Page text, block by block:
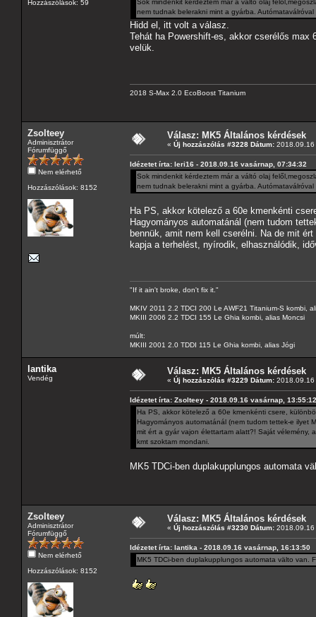
Hozzászólások: 59
Sok mindenkit kérdeztem már a váltó olaj
nem tudnak belerakni mint a gyárba.
Hidd el, itt volt a válasz.
Tehát ha Powershift-es, akkor cserélős
velük.
2018 S-Max 2.0 EcoBoost Titanium
Zsolteey
Adminisztrátor
Fórumfüggő
Nem elérhető
Hozzászólások: 8152
Válasz: MK5 Általános kérdések
« Új hozzászólás #3228 Dátum:
Idézetet írta: leri16 - 2018.09.16 vasárnap, 07:34:32
Sok mindenkit kérdeztem már a váltó olaj
nem tudnak belerakni mint a gyárba.
Ha PS, akkor kötelező a 60e kmenkénti
Hagyományos automatánál (nem tudom
bennük, amit nem kell cserélni. Na de mit
kapja a terhelést, nyírodik, elhasználódik,
"If it ain't broke, don't fix it."
MKIV 2011 2.2 TDCI 200 Le AWF21 Titanium-S kombi,
MKIII 2006 2.2 TDCI 155 Le Ghia kombi, alias Moncsi
múlt:
MKIII 2001 2.0 TDDI 115 Le Ghia kombi, alias Jógi
lantika
Vendég
Válasz: MK5 Általános kérdések
« Új hozzászólás #3229 Dátum:
Idézetet írta: Zsolteey - 2018.09.16 vasárnap, 13:55:12
Ha PS, akkor kötelező a 60e kmenkénti csere,
Hagyományos automatánál (nem tudom tettek-e ilyet
mit ért a gyár vajon élettartam alatt?! Saját vélemény,
kmt szoktam mondani.
MK5 TDCi-ben duplakupplungos automata
Zsolteey
Adminisztrátor
Fórumfüggő
Nem elérhető
Hozzászólások: 8152
Válasz: MK5 Általános kérdések
« Új hozzászólás #3230 Dátum:
Idézetet írta: lantika - 2018.09.16 vasárnap, 16:13:50
MK5 TDCi-ben duplakupplungos automata välto van.